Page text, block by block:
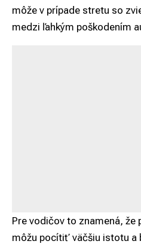
môže v prípade stretu so
medzi ľahkým poškodením
Pre vodičov to znamená, že
môžu pocítiť väčšiu istotu a